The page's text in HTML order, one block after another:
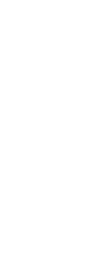
Das
Der Weg
Die